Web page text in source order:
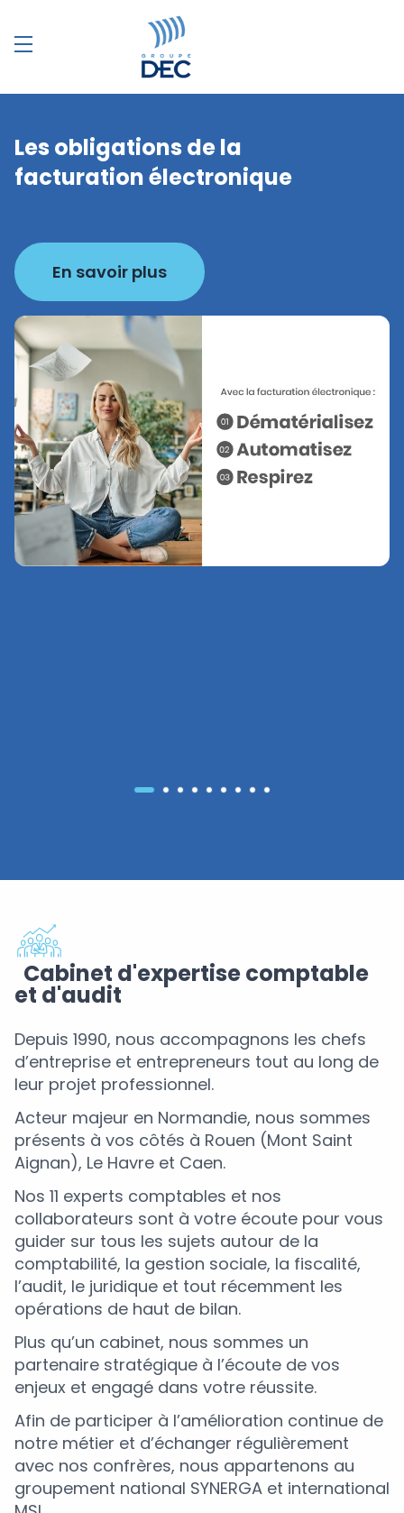
Les obligations de la
facturation électronique
En savoir plus
Cabinet d'expertise comptable
et d'audit
Depuis 1990, nous accompagnons les chefs
d’entreprise et entrepreneurs tout au long de
leur projet professionnel.
Acteur majeur en Normandie, nous sommes
présents à vos côtés à Rouen (Mont Saint
Aignan), Le Havre et Caen.
Nos 11 experts comptables et nos
collaborateurs sont à votre écoute pour vous
guider sur tous les sujets autour de la
comptabilité, la gestion sociale, la fiscalité,
l’audit, le juridique et tout récemment les
opérations de haut de bilan.
Plus qu’un cabinet, nous sommes un
partenaire stratégique à l’écoute de vos
enjeux et engagé dans votre réussite.
Afin de participer à l’amélioration continue de
notre métier et d’échanger régulièrement
avec nos confrères, nous appartenons au
groupement national SYNERGA et international